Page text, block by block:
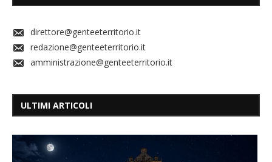
direttore@genteeterritorio.it
redazione@genteeterritorio.it
amministrazione@genteeterritorio.it
ULTIMI ARTICOLI